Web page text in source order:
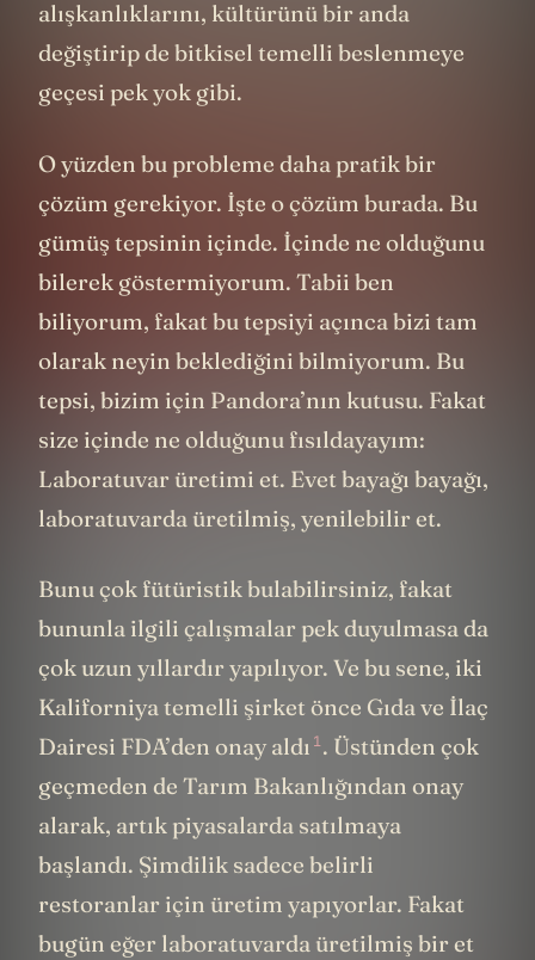
alışkanlıklarını, kültürünü bir anda
değiştirip de bitkisel temelli beslenmeye
geçesi pek yok gibi.
O yüzden bu probleme daha pratik bir
çözüm gerekiyor. İşte o çözüm burada. Bu
gümüş tepsinin içinde. İçinde ne olduğunu
bilerek göstermiyorum. Tabii ben
biliyorum, fakat bu tepsiyi açınca bizi tam
olarak neyin beklediğini bilmiyorum. Bu
tepsi, bizim için Pandora’nın kutusu. Fakat
size içinde ne olduğunu fısıldayayım:
Laboratuvar üretimi et. Evet bayağı bayağı,
laboratuvarda üretilmiş, yenilebilir et.
Bunu çok fütüristik bulabilirsiniz, fakat
bununla ilgili çalışmalar pek duyulmasa da
çok uzun yıllardır yapılıyor. Ve bu sene, iki
Kaliforniya temelli şirket önce Gıda ve İlaç
Dairesi FDA’den onay aldı 1. Üstünden çok
geçmeden de Tarım Bakanlığından onay
alarak, artık piyasalarda satılmaya
başlandı. Şimdilik sadece belirli
restoranlar için üretim yapıyorlar. Fakat
bugün eğer laboratuvarda üretilmiş bir et